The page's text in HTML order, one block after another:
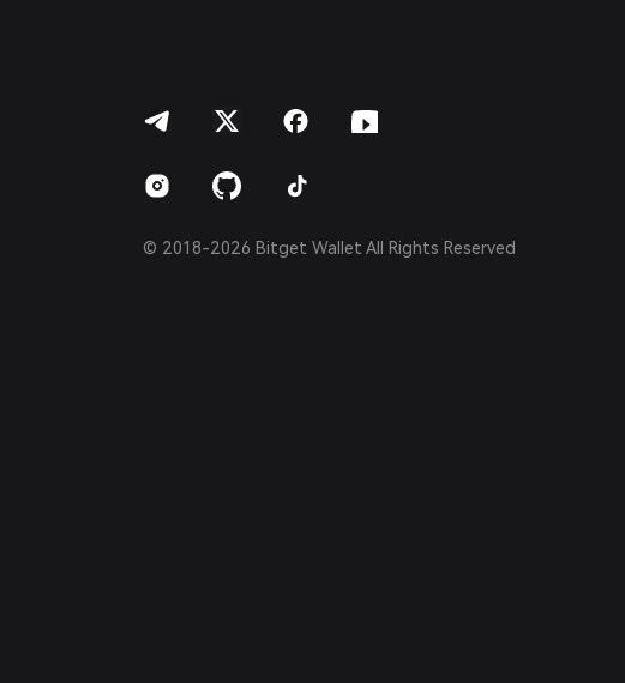
© 2018-2026 Bitget Wallet All Rights Reserved